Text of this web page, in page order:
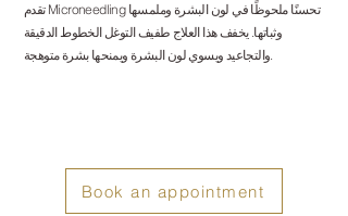
تقدم Microneedling تحسنًا ملحوظًا في لون البشرة وملمسها
وثباتها. يخفف هذا العلاج طفيف التوغل الخطوط الدقيقة
والتجاعيد ويسوي لون البشرة ويمنحها بشرة متوهجة.
Book an appointment